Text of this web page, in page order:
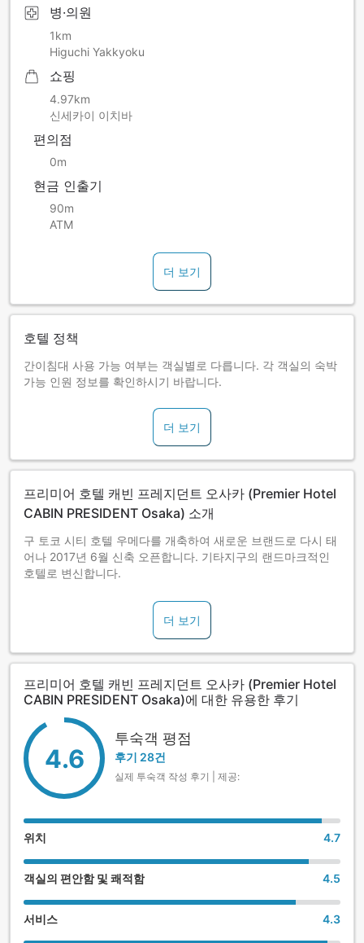
병·의원
1km
Higuchi Yakkyoku
쇼핑
4.97km
신세카이 이치바
편의점
0m
현금 인출기
90m
ATM
더 보기
호텔 정책
간이침대 사용 가능 여부는 객실별로 다릅니다. 각 객실의 숙박
가능 인원 정보를 확인하시기 바랍니다.
더 보기
프리미어 호텔 캐빈 프레지던트 오사카 (Premier Hotel
CABIN PRESIDENT Osaka) 소개
구 토코 시티 호텔 우메다를 개축하여 새로운 브랜드로 다시 태
어나 2017년 6월 신축 오픈합니다. 기타지구의 랜드마크적인
호텔로 변신합니다.
더 보기
프리미어 호텔 캐빈 프레지던트 오사카 (Premier Hotel
CABIN PRESIDENT Osaka)에 대한 유용한 후기
4.6
투숙객 평점
후기 28건
실제 투숙객 작성 후기 | 제공:
위치 4.7
객실의 편안함 및 쾌적함 4.5
서비스 4.3